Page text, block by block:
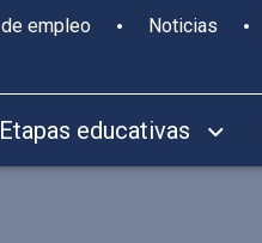
empleo Noticias
Etapas educativas